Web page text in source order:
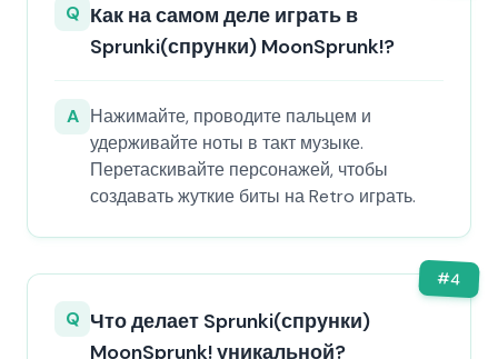
Q Как на самом деле играть в
Sprunki(спрунки) MoonSprunk!?
A Нажимайте, проводите пальцем и
удерживайте ноты в такт музыке.
Перетаскивайте персонажей, чтобы
создавать жуткие биты на Retro играть.
#4
Q Что делает Sprunki(спрунки)
MoonSprunk! уникальной?